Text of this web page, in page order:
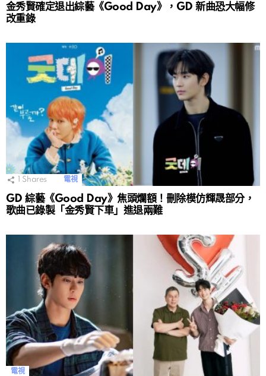
金秀賢確定退出綜藝《Good Day》，GD 新曲恐大幅修
改重錄
Shares 電視
GD 綜藝《Good Day》焦頭爛額！刪除模仿輝晟部分，
歌曲已錄製「金秀賢下車」進退兩難
電視